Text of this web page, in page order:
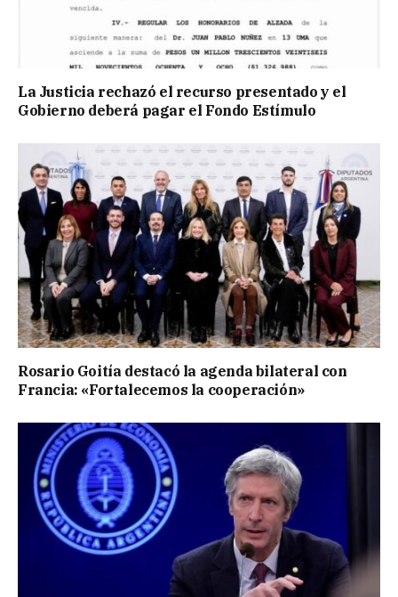
La Justicia rechazó el recurso presentado y el
Gobierno deberá pagar el Fondo Estímulo
Rosario Goitía destacó la agenda bilateral con
Francia: «Fortalecemos la cooperación»